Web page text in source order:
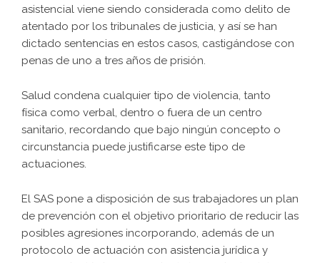
asistencial viene siendo considerada como delito de
atentado por los tribunales de justicia, y así se han
dictado sentencias en estos casos, castigándose con
penas de uno a tres años de prisión.
Salud condena cualquier tipo de violencia, tanto
física como verbal, dentro o fuera de un centro
sanitario, recordando que bajo ningún concepto o
circunstancia puede justificarse este tipo de
actuaciones.
El SAS pone a disposición de sus trabajadores un plan
de prevención con el objetivo prioritario de reducir las
posibles agresiones incorporando, además de un
protocolo de actuación con asistencia jurídica y